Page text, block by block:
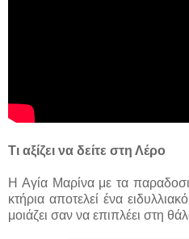
Τι αξίζει να δείτε στη Λέρο
Η Αγία Μαρίνα με τα
κτήρια αποτελεί ένα
μοιάζει σαν να επιπλέει στη